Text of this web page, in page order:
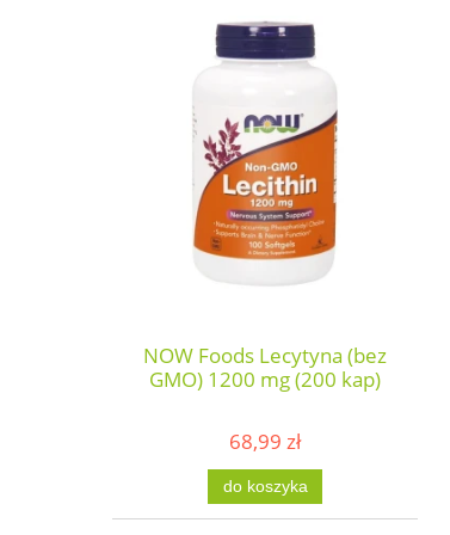
NOW Foods Lecytyna (bez
GMO) 1200 mg (200 kap)
68,99 zł
do koszyka